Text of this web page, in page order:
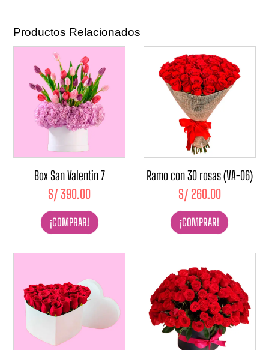
Productos Relacionados
Box San Valentin 7
S/390.00
¡COMPRAR!
Ramo con 30 rosas (VA-06)
S/260.00
¡COMPRAR!